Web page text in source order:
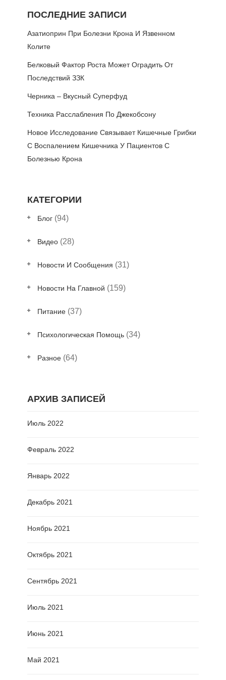
ПОСЛЕДНИЕ ЗАПИСИ
Азатиоприн При Болезни Крона И Язвенном
Колите
Белковый Фактор Роста Может Оградить От
Последствий ЗЗК
Черника – Вкусный Суперфуд
Техника Расслабления По Джекобсону
Новое Исследование Связывает Кишечные Грибки
С Воспалением Кишечника У Пациентов С
Болезнью Крона
КАТЕГОРИИ
Блог (94)
Видео (28)
Новости И Сообщения (31)
Новости На Главной (159)
Питание (37)
Психологическая Помощь (34)
Разное (64)
АРХИВ ЗАПИСЕЙ
Июль 2022
Февраль 2022
Январь 2022
Декабрь 2021
Ноябрь 2021
Октябрь 2021
Сентябрь 2021
Июль 2021
Июнь 2021
Май 2021